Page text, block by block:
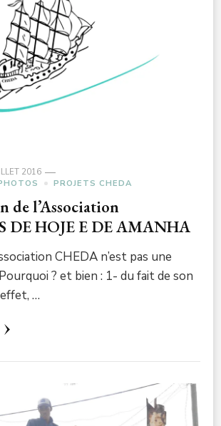
2016
PROJETS CHEDA
de l’Association
DE HOJE E DE AMANHA
CHEDA n’est pas une
? et bien : 1- du fait de son
…